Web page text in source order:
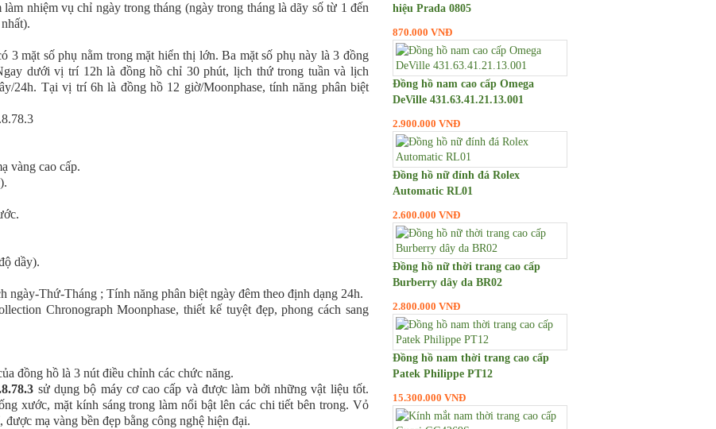
nhiệm vụ chỉ ngày trong tháng (ngày trong tháng là dãy số từ 1 đến
3 mặt số phụ nằm trong mặt hiển thị lớn. Ba mặt số phụ này là 3 đồng
dưới vị trí 12h là đồng hồ chỉ 30 phút, lịch thứ trong tuần và lịch
24h. Tại vị trí 6h là đồng hồ 12 giờ/Moonphase, tính năng phân biệt
vàng cao cấp.
dầy).
Thứ-Tháng ; Tính năng phân biệt ngày đêm theo định dạng 24h.
Chronograph Moonphase, thiết kế tuyệt đẹp, phong cách sang
đồng hồ là 3 nút điều chỉnh các chức năng.
sử dụng bộ máy cơ cao cấp và được làm bởi những vật liệu tốt.
xước, mặt kính sáng trong làm nổi bật lên các chi tiết bên trong. Vỏ
mạ vàng bền đẹp bằng công nghệ hiện đại.
hiệu Prada 0805
870.000 VNĐ
Đồng hồ nam cao cấp Omega
DeVille 431.63.41.21.13.001
2.900.000 VNĐ
Đồng hồ nữ đính đá Rolex
Automatic RL01
2.600.000 VNĐ
Đồng hồ nữ thời trang cao cấp
Burberry dây da BR02
2.800.000 VNĐ
Đồng hồ nam thời trang cao cấp
Patek Philippe PT12
15.300.000 VNĐ